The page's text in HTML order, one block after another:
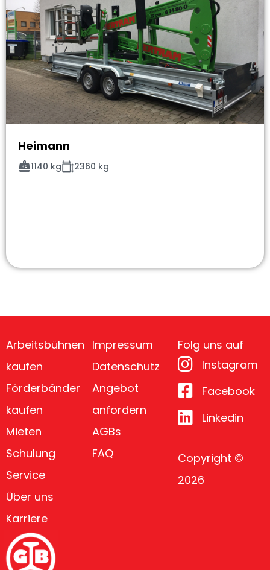
Heimann
1140 kg 2360 kg
Arbeitsbühnen
kaufen
Förderbänder
kaufen
Mieten
Schulung
Service
Über uns
Karriere
Impressum
Datenschutz
Angebot
anfordern
AGBs
FAQ
Folg uns auf
Instagram
Facebook
Linkedin
Copyright ©
2026